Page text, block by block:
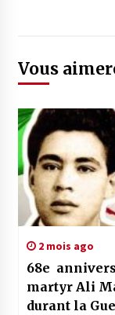
Vous
2 mois ago
68e
martyr Ali
durant la